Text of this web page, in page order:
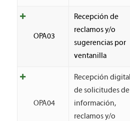
OPA03
Recepción de
reclamos y/o
sugerencias por
ventanilla
OPA04
Recepción digital
de solicitudes de
información,
reclamos y/o